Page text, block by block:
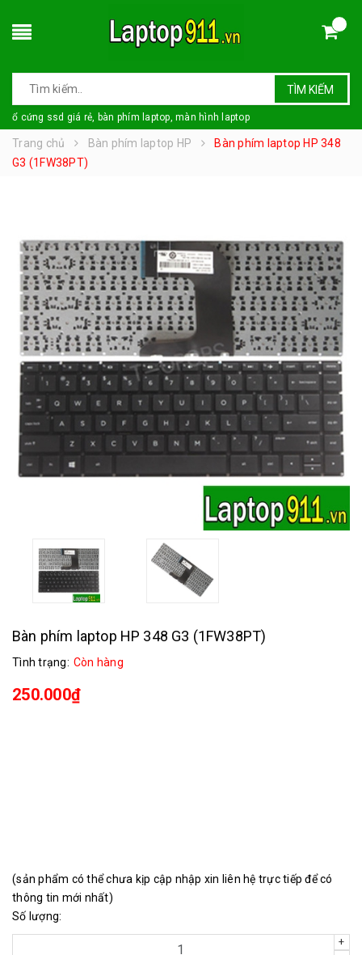
TÌM KIẾM
ổ cứng ssd giá rẻ, bàn phím laptop, màn hình laptop
Trang chủ Bàn phím laptop HP
Bàn phím laptop HP 348
G3 (1FW38PT)
Bàn phím laptop HP 348 G3 (1FW38PT)
Tình trạng: Còn hàng
250.000₫
(sản phẩm có thể chưa kịp cập nhập xin liên hệ trực tiếp để có
thông tin mới nhất)
Số lượng:
+